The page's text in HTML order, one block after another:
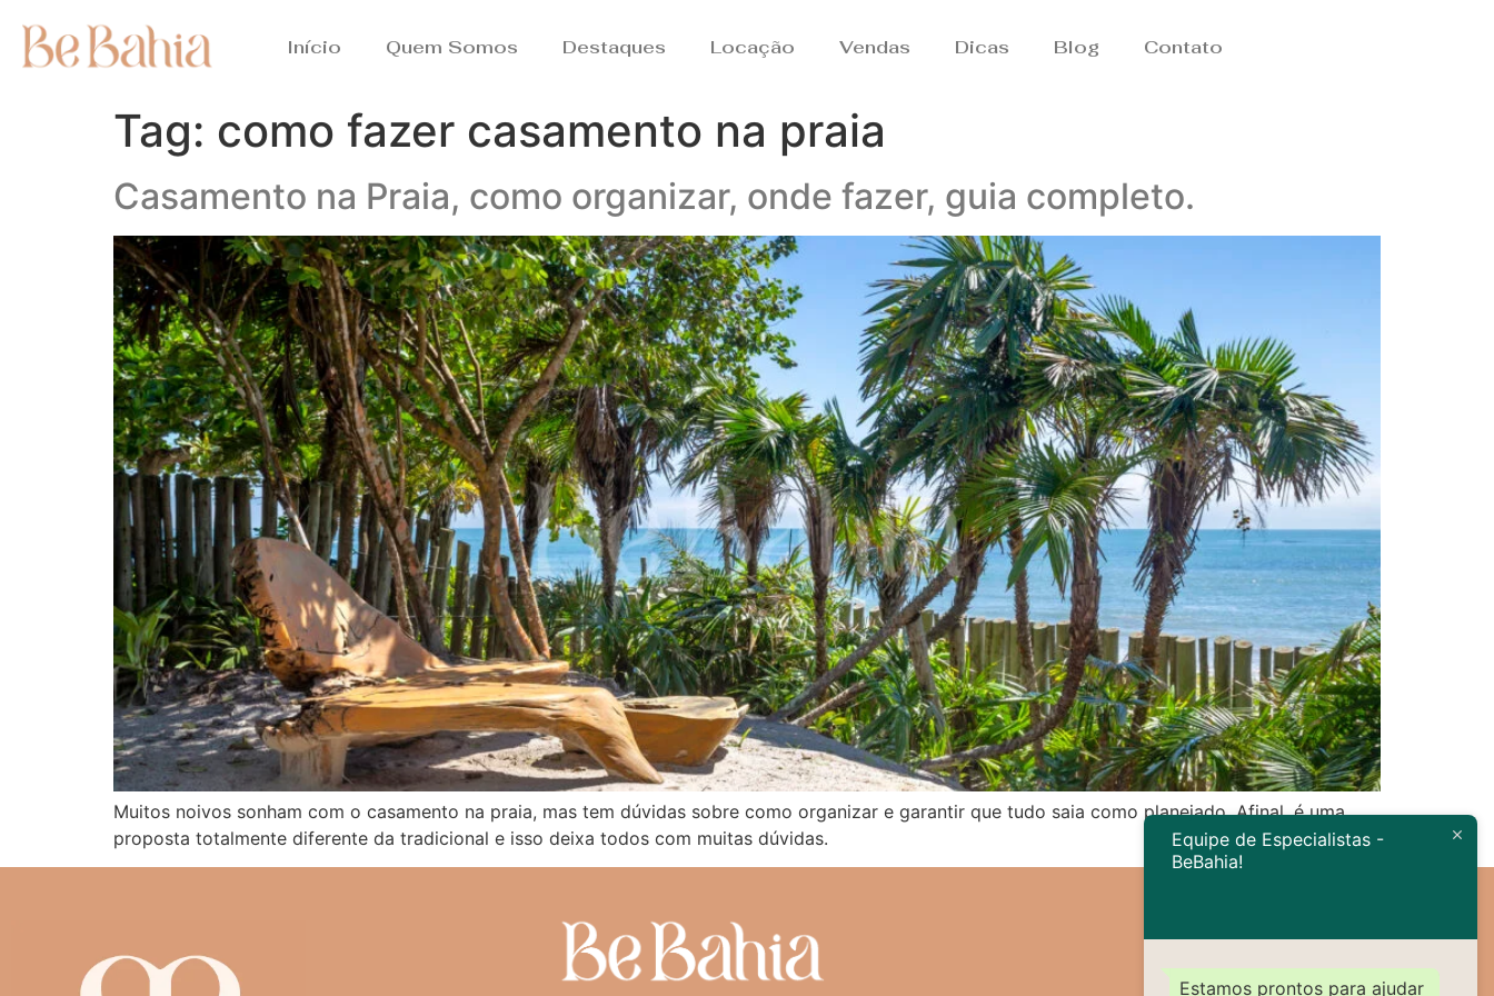
Início Quem Somos Destaques Locação Vendas Dicas Blog Contato
Tag: como fazer casamento na praia
Casamento na Praia, como organizar, onde fazer, guia completo.
Muitos noivos sonham com o casamento na praia, mas tem dúvidas sobre como organizar e garantir que tudo saia como planejado. Afinal, é uma
proposta totalmente diferente da tradicional e isso deixa todos com muitas dúvidas.
Equipe de Especialistas -
BeBahia!
Estamos prontos para ajudar